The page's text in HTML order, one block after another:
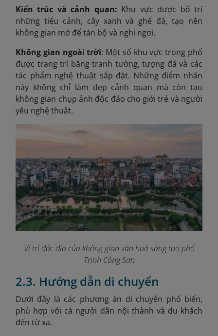
Kiến trúc và cảnh quan: Khu vực được bố trí
những tiểu cảnh, cây xanh và ghế đá, tạo nên
không gian mở để tản bộ và nghỉ ngơi.
Không gian ngoài trời: Một số khu vực trong phố
được trang trí bằng tranh tường, tượng đá và các
tác phẩm nghệ thuật sắp đặt. Những điểm nhấn
này không chỉ làm đẹp cảnh quan mà còn tạo
không gian chụp ảnh độc đáo cho giới trẻ và người
yêu nghệ thuật.
Vị trí đắc địa của không gian văn hoá sáng tạo phố
Trịnh Công Sơn
2.3. Hướng dẫn di chuyển
Dưới đây là các phương án di chuyển phổ biến,
phù hợp với cả người dân nội thành và du khách
đến từ xa.